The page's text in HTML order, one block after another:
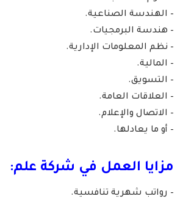
– الهندسة الصناعية.
– هندسة البرمجيات.
– نظم المعلومات الإدارية.
– المالية.
– التسويق.
– العلاقات العامة.
– الاتصال والإعلام.
– أو ما يعادلها.
مزايا العمل في شركة علم:
– رواتب شهرية تنافسية.